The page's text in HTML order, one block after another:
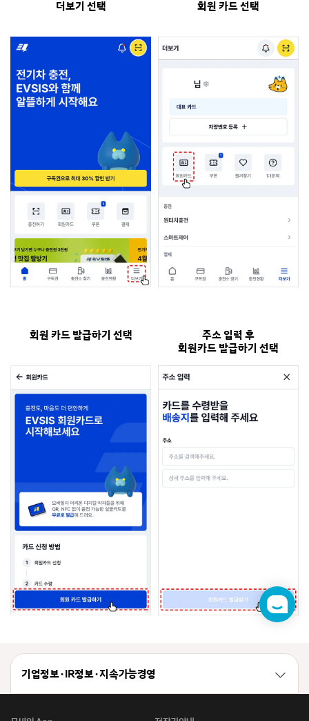
더보기 선택 회원 카드 선택
회원 카드 발급하기 선택
주소 입력 후
회원카드 발급하기 선택
챗
봇
기업정보 · IR정보 · 지속가능경영